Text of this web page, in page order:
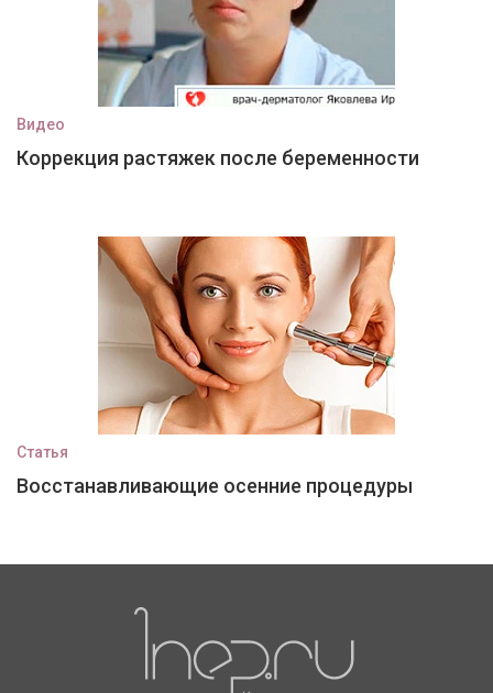
Видео
Коррекция растяжек после беременности
Статья
Восстанавливающие осенние процедуры